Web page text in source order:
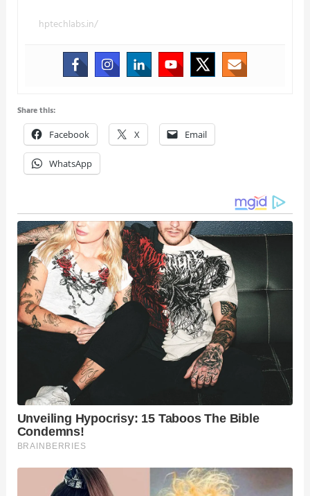
hptechlabs.in/
Share this:
Facebook X Email
WhatsApp